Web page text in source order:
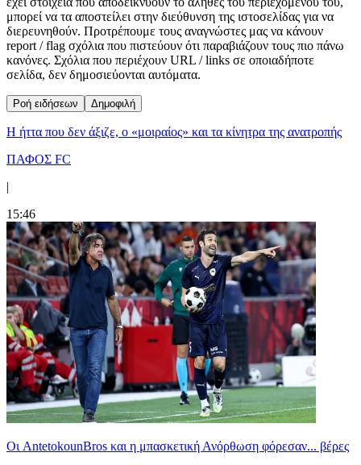
μπορεί να τα αποστείλει στην διεύθυνση της ιστοσελίδας για να
διερευνηθούν. Προτρέπουμε τους αναγνώστες μας να κάνουν
report / flag σχόλια που πιστεύουν ότι παραβιάζουν τους πιο πάνω
κανόνες. Σχόλια που περιέχουν URL / links σε οποιαδήποτε
σελίδα, δεν δημοσιεύονται αυτόματα.
Ροή ειδήσεων Δημοφιλή
Η ήττα που δεν άξιζε, ο «μοιραίος» και τα κίνητρα της ανατροπής
ΠΑΦΟΣ FC
|
15:46
Oι AntetokounBros και η μπασκετική Ανόρθωση φόρεσαν... βέρες